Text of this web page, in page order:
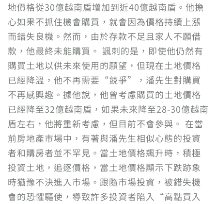
地價格從30億越南盾增加到近40億越南盾。他擔
心如果不抓住機會購買，就會因為價格持續上漲
而錯失良機。然而，由於存款不足且家人不願借
款，他最終未能購買。 諷刺的是，即使他仍然有
購買土地以供未來使用的願望，但現在土地價格
已經降溫，他不再需要“競爭”，潘先生對購買
不再感興趣。據他說，他曾考慮購買的土地價格
已經降至32億越南盾，如果未來降至28-30億越南
盾左右，他將重新考慮，但目前不會參與。 在當
前房地產市場中，有著與潘先生相似心態的投資
者和購房者並不罕見。當土地價格飆升時，積極
投資土地，追逐價格，當土地價格顯示下跌跡象
時猶豫不決進入市場。跟隨市場投資，被錯失機
會的恐懼驅使，導致許多投資者陷入“高點買入